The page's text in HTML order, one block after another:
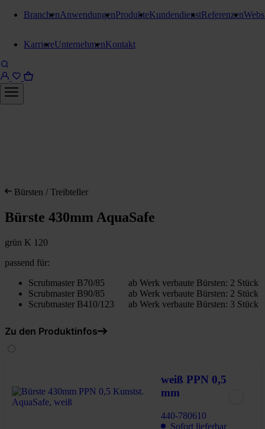
BranchenAnwendungenProdukteKundendienstReferenzen
KarriereUnternehmenKontakt
Bürsten / Treibteller
Bürste 430mm AquaSafe
grün K 120
passend für:
Scrubmaster B70/85 ab Werk verbaute Bürsten: 2 Stück
Scrubmaster B90/85 ab Werk verbaute Bürsten: 2 Stück
Scrubmaster B410/123 ab Werk verbaute Bürsten: 3 Stück
Zu den Produktinfos
weiß PPN 0,5
mm
440-780610
Sofort lieferbar